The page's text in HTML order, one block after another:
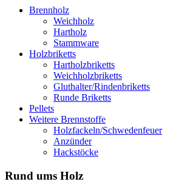
Brennholz
Weichholz
Hartholz
Stammware
Holzbriketts
Hartholzbriketts
Weichholzbriketts
Gluthalter/Rindenbriketts
Runde Briketts
Pellets
Weitere Brennstoffe
Holzfackeln/Schwedenfeuer
Anzünder
Hackstöcke
Rund ums Holz